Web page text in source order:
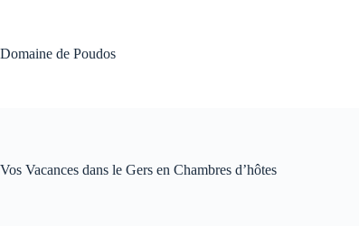
Domaine de Poudos
Vos Vacances dans le Gers en Chambres d’hôtes